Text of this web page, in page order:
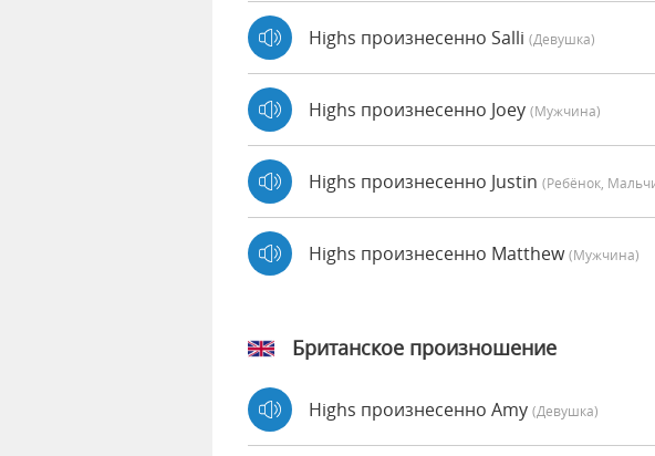
Highs произнесенно Salli (девушка)
Highs произнесенно Joey (мужчина)
Highs произнесенно Justin (Ребёнок,
Highs произнесенно Matthew(мужчина)
Британское произношение
Highs произнесенно Amy (девушка)